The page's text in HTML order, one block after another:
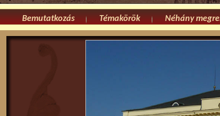
Bemutatkozás Témakörök Néhány